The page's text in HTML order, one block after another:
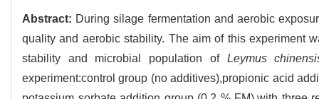
Abstract: During silage fermentation and aerobic
quality and aerobic stability. The aim of this experiment
stability and microbial population of Leymus
experiment:control group (no additives),propionic acid